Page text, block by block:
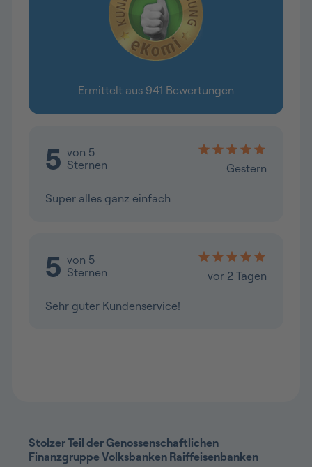
Stolzer Teil der Genossenschaftlichen
Finanzgruppe Volksbanken Raiffeisenbanken